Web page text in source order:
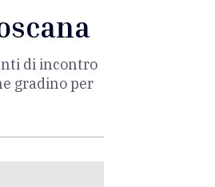
di incontro
gradino per